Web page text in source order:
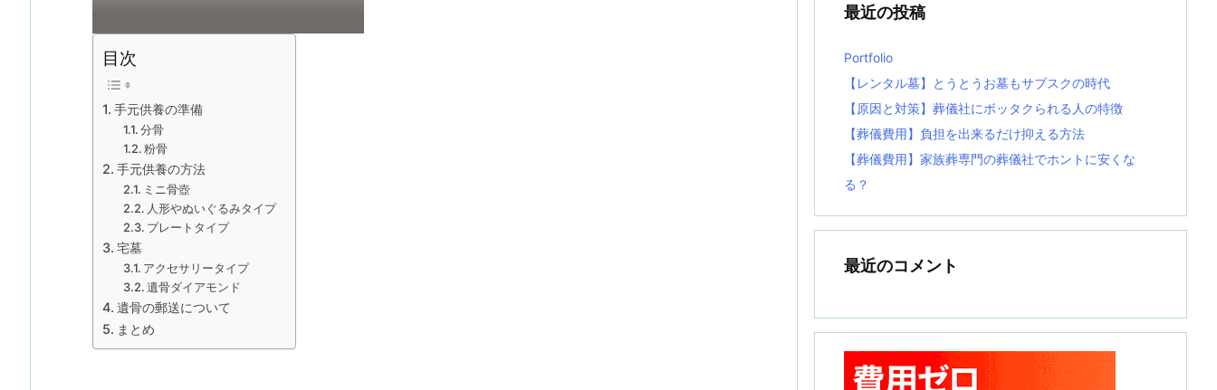
目次
手元供養の準備
分骨
粉骨
手元供養の方法
ミニ骨壺
人形やぬいぐるみタイプ
プレートタイプ
宅墓
アクセサリータイプ
遺骨ダイアモンド
遺骨の郵送について
まとめ
最近の投稿
Portfolio
【レンタル墓】とうとうお墓もサブスクの時代
【原因と対策】葬儀社にボッタクられる人の特徴
【葬儀費用】負担を出来るだけ抑える方法
【葬儀費用】家族葬専門の葬儀社でホントに安くな
る？
最近のコメント